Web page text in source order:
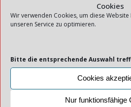
Cookies
Wir verwenden Cookies, um diese
unseren Service zu optimieren.
Bitte die entsprechende Auswahl
Cookies
Nur funktionsfähige
EINREISEQUARANTÄNE
FHI
GESUNDHEITSDIREKTOR
INFEKTION